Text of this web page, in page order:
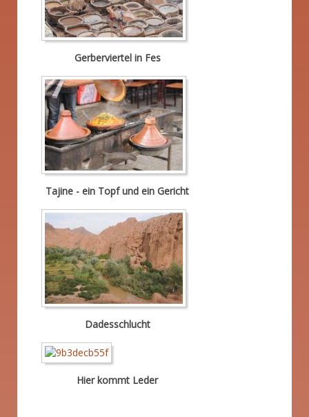
Gerberviertel in Fes
Tajine - ein Topf und ein Gericht
Dadesschlucht
Hier kommt Leder